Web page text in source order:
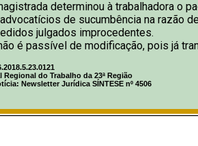
determinou à trabalhadora o
de sucumbência na razão
julgados improcedentes.
é passível de modificação, pois já
Regional do Trabalho da 23ª Região
Newsletter Jurídica SÍNTESE nº 4506